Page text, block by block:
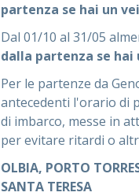
partenza se hai un
Dal 01/10 al 31/05
dalla partenza se
Per le partenze da
antecedenti l'orario di
di imbarco, messe in
per evitare ritardi o
OLBIA, PORTO
SANTA TERESA